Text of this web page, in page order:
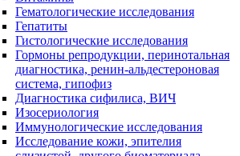
Гематологические исследования
Гепатиты
Гистологические исследования
Гормоны репродукции, перинотальная
диагностика, ренин-альдестероновая
система, гипофиз
Диагностика сифилиса, ВИЧ
Изосериология
Иммунологические исследования
Исследование кожи, эпителия